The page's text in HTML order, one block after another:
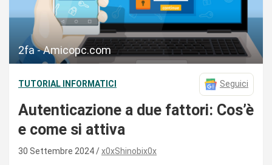
2fa - Amicopc.com
TUTORIAL INFORMATICI Seguici
Autenticazione a due fattori: Cos’è
e come si attiva
30 Settembre 2024 x0xShinobix0x